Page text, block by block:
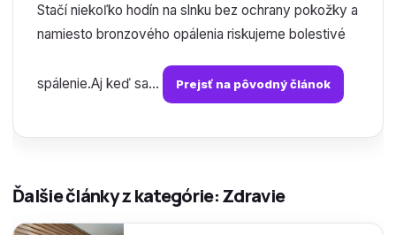
Stačí niekoľko hodín na slnku bez ochrany pokožky a
namiesto bronzového opálenia riskujeme bolestivé
spálenie.Aj keď sa... Prejsť na pôvodný článok
Ďalšie články z kategórie: Zdravie